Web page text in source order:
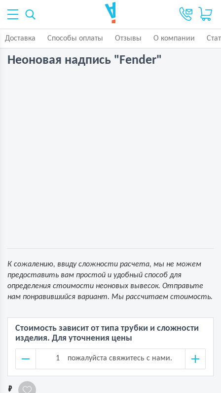
Доставка Способы оплаты Отзывы О компании
Неоновая надпись "Fender"
К сожалению, ввиду сложности расчета, мы не можем
предоставить вам простой и удобный способ для
определения стоимости неоновых вывесок. Отправьте
нам понравившийся вариант. Мы рассчитаем стоимость.
Стоимость зависит от типа трубки и сложности
изделия. Для уточнения цены
пожалуйста свяжитесь с нами.
1